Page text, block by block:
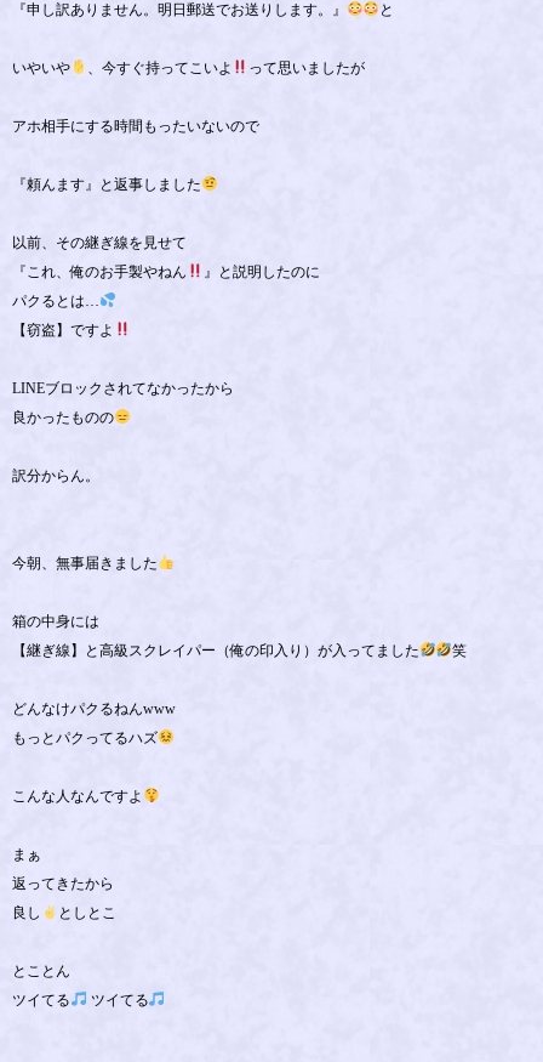
『申し訳ありません。明日郵送でお送りします。』 と
いやいや 、今すぐ持ってこいよ って思いましたが
アホ相手にする時間もったいないので
『頼んます』と返事しました
以前、その継ぎ線を見せて
『これ、俺のお手製やねん
』と説明したのに
パクるとは…
【窃盗】ですよ
LINEブロックされてなかったから
良かったものの
訳分からん。
今朝、無事届きました
箱の中身には
【継ぎ線】と高級スクレイパー（俺の印入り）が入ってました
笑
どんなけパクるねんwww
もっとパクってるハズ
こんな人なんですよ
まぁ
返ってきたから
良し
としとこ
とことん
ツイてる
ツイてる